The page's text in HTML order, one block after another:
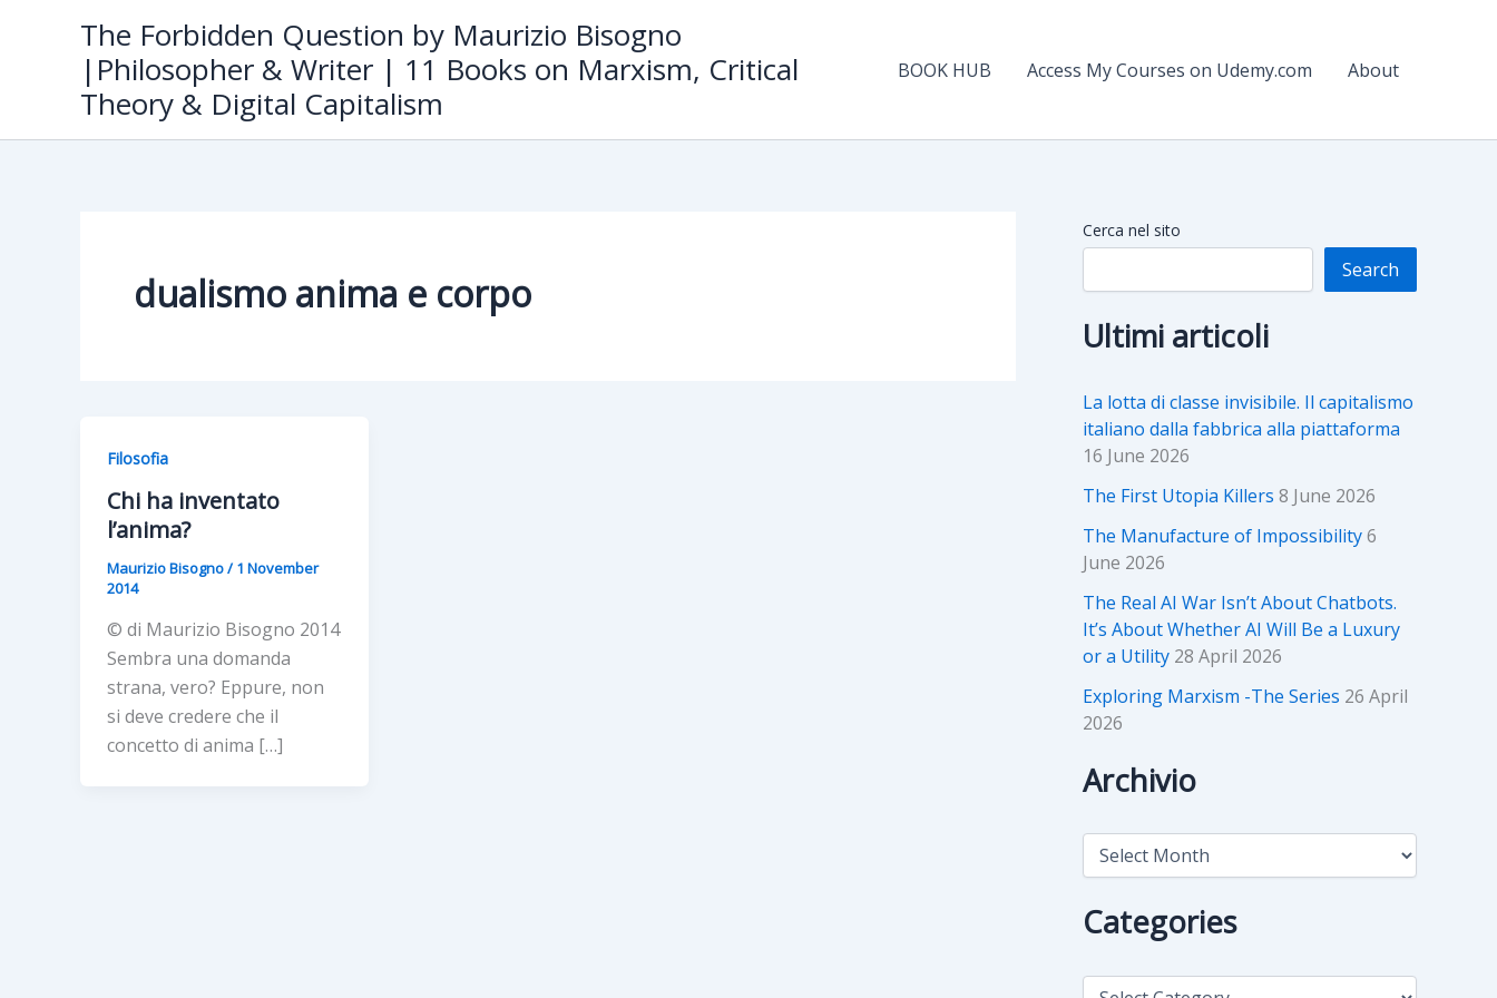
The Forbidden Question by Maurizio Bisogno
|Philosopher & Writer | 11 Books on Marxism, Critical
Theory & Digital Capitalism
BOOK HUB Access My Courses on Udemy.com About
dualismo anima e corpo
Filosofia
Chi ha inventato
l’anima?
Maurizio Bisogno/1 November
2014
© di Maurizio Bisogno 2014
Sembra una domanda
strana, vero? Eppure, non
si deve credere che il
concetto di anima […]
Cerca nel sito
Search
Ultimi articoli
La lotta di classe invisibile. Il capitalismo
italiano dalla fabbrica alla piattaforma
16 June 2026
The First Utopia Killers 8 June 2026
The Manufacture of Impossibility6
June 2026
The Real AI War Isn’t About Chatbots.
It’s About Whether AI Will Be a Luxury
or a Utility 28 April 2026
Exploring Marxism -The Series 26 April
2026
Archivio
A
h
i
Categories
C